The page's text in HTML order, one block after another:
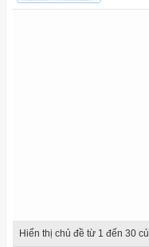
Hiển thị chủ đề từ 1 đến 30